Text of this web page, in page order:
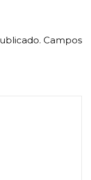
Campos